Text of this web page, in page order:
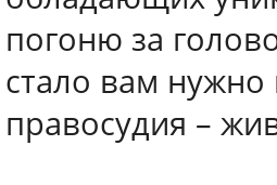
погоню за
стало вам нужно
правосудия –